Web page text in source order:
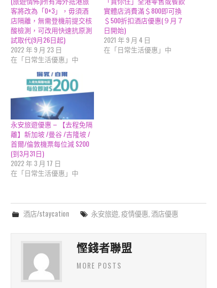
客將改為「0+3」，毋須酒
店隔離，無需登機前提交核
酸檢測，可改用快速抗原測
試取代(9月26日起)
2022 年 9 月 23 日
在「日常生活優惠」中
實體店消費滿＄800即可換
＄500折扣酒店優惠(９月７
日開始)
2021 年 9 月 4 日
在「日常生活優惠」中
永安旅遊優惠 – 【去程免隔
離】新加坡 /曼谷 /吉隆坡 /
首爾/倫敦機票每位減 $200
(到3月31日)
2022 年 3 月 17 日
在「日常生活優惠」中
酒店/staycation 永安旅遊, 疫情優惠, 酒店優惠
慳錢者聯盟
MORE POSTS